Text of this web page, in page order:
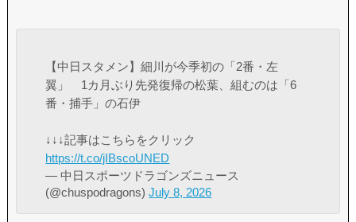
【中日スタメン】細川が今季初の「2番・左
翼」 1カ月ぶり先発復帰の松葉、組むのは「6
番・捕手」の石伊
↓↓↓記事はこちらをクリック
https://t.co/jIBscoUNED
— 中日スポーツドラゴンズニュース
(@chuspodragons)July 8, 2026